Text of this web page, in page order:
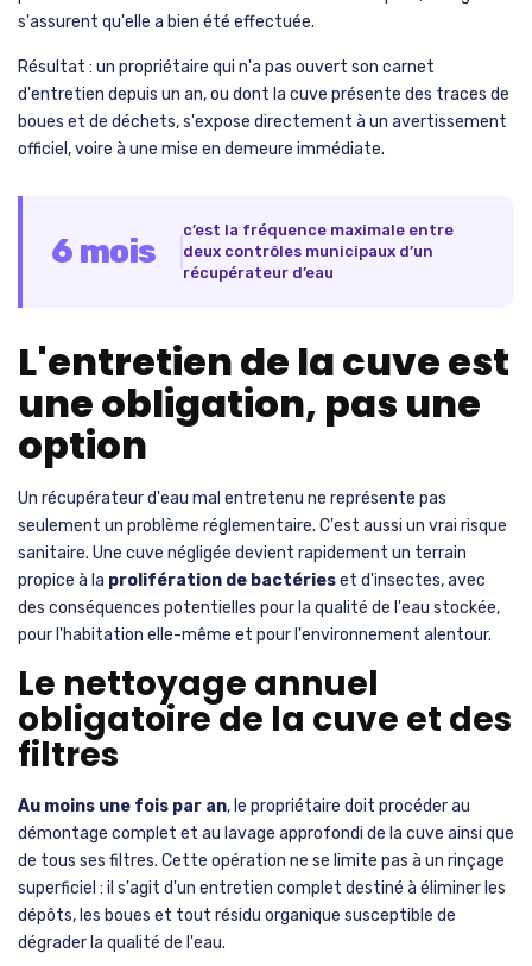
s'assurent qu'elle a bien été effectuée.
Résultat : un propriétaire qui n'a pas ouvert son carnet
d'entretien depuis un an, ou dont la cuve présente des traces de
boues et de déchets, s'expose directement à un avertissement
officiel, voire à une mise en demeure immédiate.
6 mois
c’est la fréquence maximale entre
deux contrôles municipaux d’un
récupérateur d’eau
L'entretien de la cuve est
une obligation, pas une
option
Un récupérateur d'eau mal entretenu ne représente pas
seulement un problème réglementaire. C'est aussi un vrai risque
sanitaire. Une cuve négligée devient rapidement un terrain
propice à la prolifération de bactérieset d'insectes, avec
des conséquences potentielles pour la qualité de l'eau stockée,
pour l'habitation elle-même et pour l'environnement alentour.
Le nettoyage annuel
obligatoire de la cuve et des
filtres
Au moins une fois par an, le propriétaire doit procéder au
démontage complet et au lavage approfondi de la cuve ainsi que
de tous ses filtres. Cette opération ne se limite pas à un rinçage
superficiel : il s'agit d'un entretien complet destiné à éliminer les
dépôts, les boues et tout résidu organique susceptible de
dégrader la qualité de l'eau.